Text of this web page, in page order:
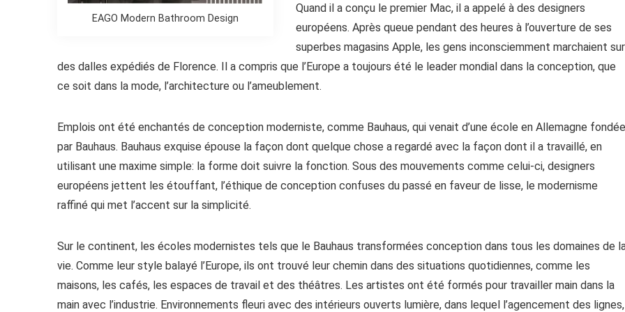
EAGO Modern Bathroom Design
Quand il a conçu le premier Mac, il a appelé à des designers
européens. Après queue pendant des heures à l’ouverture de ses
superbes magasins Apple, les gens inconsciemment marchaient
des dalles expédiés de Florence. Il a compris que l’Europe a toujours été le leader mondial dans la conception, que
ce soit dans la mode, l’architecture ou l’ameublement.
Emplois ont été enchantés de conception moderniste, comme Bauhaus, qui venait d’une école en Allemagne fondée
par Bauhaus. Bauhaus exquise épouse la façon dont quelque chose a regardé avec la façon dont il a travaillé, en
utilisant une maxime simple: la forme doit suivre la fonction. Sous des mouvements comme celui-ci, designers
européens jettent les étouffant, l’éthique de conception confuses du passé en faveur de lisse, le modernisme
raffiné qui met l’accent sur la simplicité.
Sur le continent, les écoles modernistes tels que le Bauhaus transformées conception dans tous les domaines de
vie. Comme leur style balayé l’Europe, ils ont trouvé leur chemin dans des situations quotidiennes, comme les
maisons, les cafés, les espaces de travail et des théâtres. Les artistes ont été formés pour travailler main dans la
main avec l’industrie. Environnements fleuri avec des intérieurs ouverts lumière, dans lequel l’agencement des lignes,